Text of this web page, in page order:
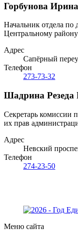
Горбунова
Начальник отдела
Центральному району
Адрес
Сапёрный
Телефон
273-73-32
Шадрина Резеда
Секретарь комиссии
их прав
Адрес
Невский
Телефон
274-23-50
Меню сайта